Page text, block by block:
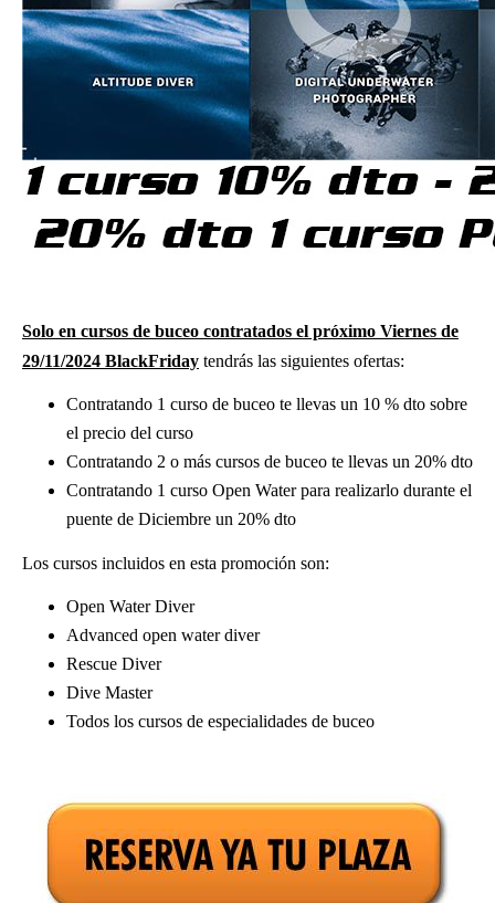
Solo en cursos de buceo contratados el próximo Viernes de
29/11/2024 BlackFriday tendrás las siguientes ofertas:
​Contratando 1 curso de buceo te llevas un 10 % dto sobre
el precio del curso
Contratando 2 o más cursos de buceo te llevas un 20% dto
Contratando 1 curso Open Water para realizarlo durante el
puente de Diciembre un 20% dto
Los cursos incluidos en esta promoción son:
Open Water Diver
Advanced open water diver
Rescue Diver
Dive Master
Todos los cursos de especialidades de buceo